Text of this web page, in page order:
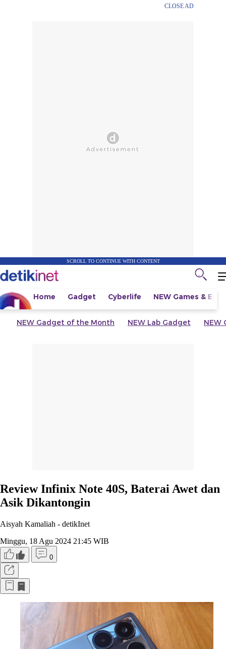
CLOSE AD
SCROLL TO CONTINUE WITH CONTENT
Home Gadget Cyberlife NEW Games &
NEW Gadget of the Month NEW Lab Gadget NEW
Review Infinix Note 40S, Baterai Awet dan
Asik Dikantongin
Aisyah Kamaliah - detikInet
Minggu, 18 Agu 2024 21:45 WIB
0